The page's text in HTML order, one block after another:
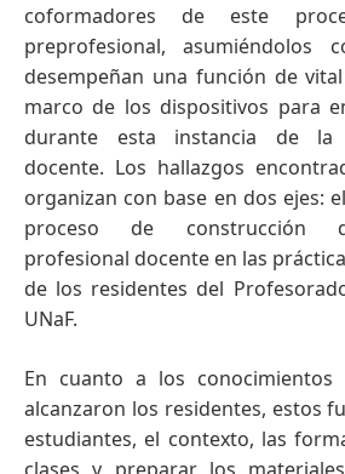
coformadores de este
preprofesional, asumiéndolos
desempeñan una función de
marco de los dispositivos para
durante esta instancia de la
docente. Los hallazgos
organizan con base en dos ejes:
proceso de construcción
profesional docente en las
de los residentes del
UNaF.
En cuanto a los conocimientos
alcanzaron los residentes, estos
estudiantes, el contexto, las
clases y preparar los